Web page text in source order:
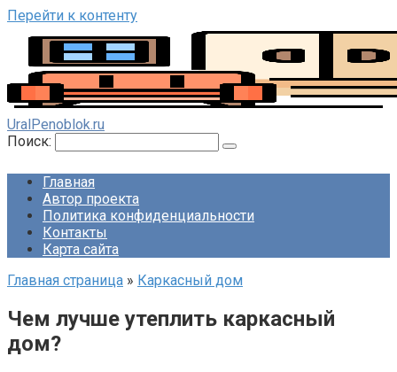
Перейти к контенту
UralPenoblok.ru
Поиск:
Главная
Автор проекта
Политика конфиденциальности
Контакты
Карта сайта
Главная страница » Каркасный дом
Чем лучше утеплить каркасный
дом?